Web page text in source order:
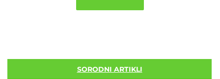
SORODNI ARTIKLI